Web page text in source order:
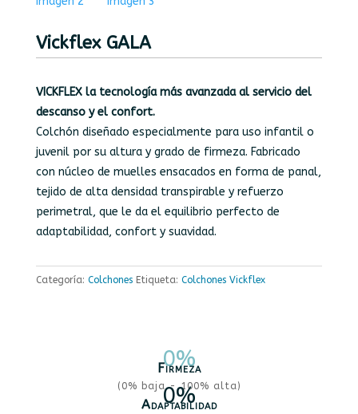
Vickflex GALA
VICKFLEX la tecnología más avanzada al servicio del
descanso y el confort.
Colchón diseñado especialmente para uso infantil o
juvenil por su altura y grado de firmeza. Fabricado
con núcleo de muelles ensacados en forma de panal,
tejido de alta densidad transpirable y refuerzo
perimetral, que le da el equilibrio perfecto de
adaptabilidad, confort y suavidad.
Categoría: Colchones Etiqueta: Colchones Vickflex
0%
Firmeza
(0% baja - 100% alta)
0%
Adaptabilidad